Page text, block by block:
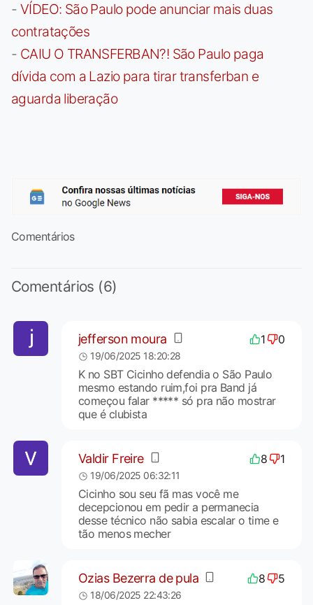
- VÍDEO: São Paulo pode anunciar mais duas
contratações
- CAIU O TRANSFERBAN?! São Paulo paga
dívida com a Lazio para tirar transferban e
aguarda liberação
Comentários
Comentários (6)
jefferson moura 1 0
19/06/2025 18:20:28
K no SBT Cicinho defendia o São Paulo
mesmo estando ruim,foi pra Band já
começou falar ***** só pra não mostrar
que é clubista
Valdir Freire 8 1
19/06/2025 06:32:11
Cicinho sou seu fã mas você me
decepcionou em pedir a permanecia
desse técnico não sabia escalar o time e
tão menos mecher
Ozias Bezerra de pula 8 5
18/06/2025 22:43:26